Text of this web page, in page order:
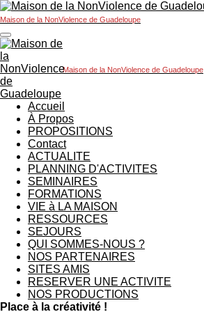
Passer
au
contenu
principal
Maison de la NonViolence de Guadeloupe
Maison de la NonViolence de Guadeloupe
Accueil
À Propos
PROPOSITIONS
Contact
ACTUALITE
PLANNING D'ACTIVITES
SEMINAIRES
FORMATIONS
VIE à LA MAISON
RESSOURCES
SEJOURS
QUI SOMMES-NOUS ?
NOS PARTENAIRES
SITES AMIS
RESERVER UNE ACTIVITE
NOS PRODUCTIONS
Place à la créativité !